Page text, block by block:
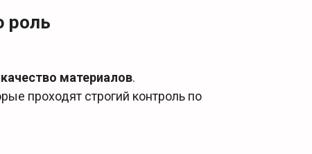
роль
качество материалов.
проходят строгий контроль по